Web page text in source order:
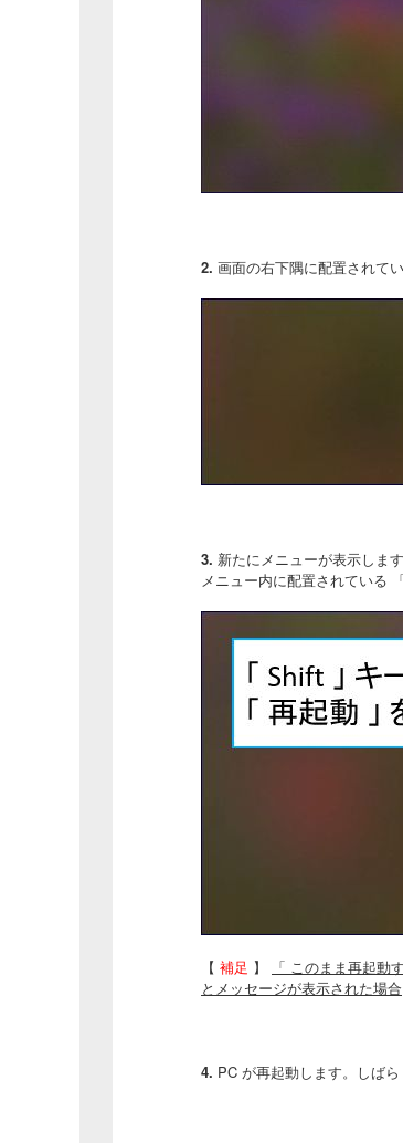
2. 画面の右下隅に配置されて
3. 新たにメニューが表示します
メニュー内に配置されている
【 補足 】
「 このまま再起動
とメッセージが表示された場合
4. PC が再起動します。しばら